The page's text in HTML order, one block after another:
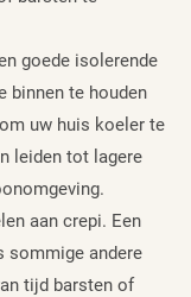
goede isolerende
binnen te houden
uw huis koeler te
leiden tot lagere
aan crepi. Een
sommige andere
tijd barsten of